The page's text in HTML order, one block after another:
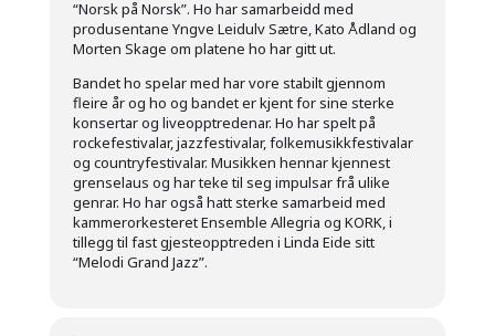
“Norsk på Norsk”. Ho har samarbeidd med
produsentane Yngve Leidulv Sætre, Kato Ådland og
Morten Skage om platene ho har gitt ut.
Bandet ho spelar med har vore stabilt gjennom
fleire år og ho og bandet er kjent for sine sterke
konsertar og liveopptredenar. Ho har spelt på
rockefestivalar, jazzfestivalar, folkemusikkfestivalar
og countryfestivalar. Musikken hennar kjennest
grenselaus og har teke til seg impulsar frå ulike
genrar. Ho har også hatt sterke samarbeid med
kammerorkesteret Ensemble Allegria og KORK, i
tillegg til fast gjesteopptreden i Linda Eide sitt
“Melodi Grand Jazz”.